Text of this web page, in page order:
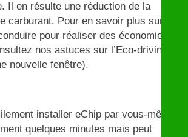
Il en résulte une réduction de la
carburant. Pour en savoir plus sur la
pour réaliser des économies
nos astuces sur l’Eco-driving
nouvelle fenêtre).
installer eChip par vous-même,
quelques minutes mais peut